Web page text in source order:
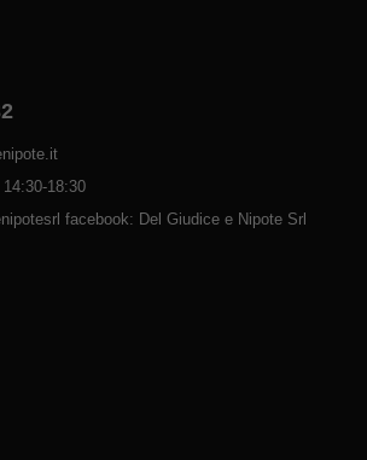
18:30
facebook: Del Giudice e Nipote Srl